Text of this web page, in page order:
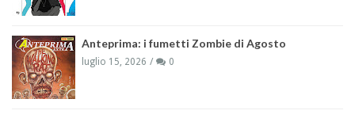
Anteprima: i fumetti Zombie di Agosto
luglio 15, 2026 0